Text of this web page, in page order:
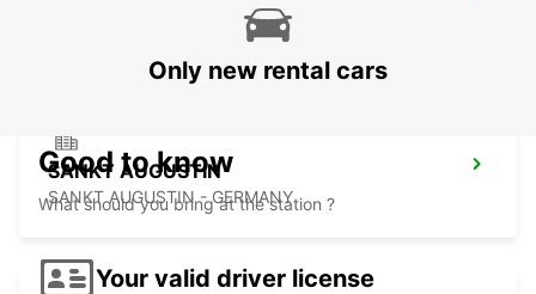
HAHN-FLUGHAFEN - GERMANY
SANKT AUGUSTIN
SANKT AUGUSTIN - GERMANY
Only new rental cars
Good to know
What should you bring at the station ?
Your valid driver license